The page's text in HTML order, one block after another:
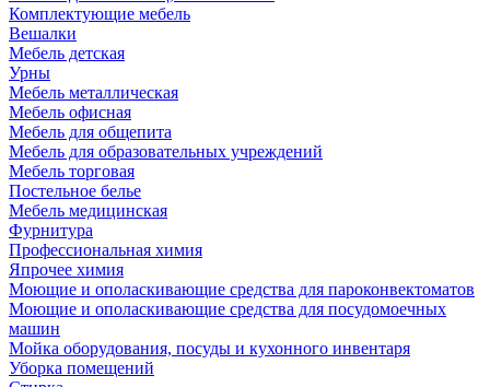
Комплектующие мебель
Вешалки
Мебель детская
Урны
Мебель металлическая
Мебель офисная
Мебель для общепита
Мебель для образовательных учреждений
Мебель торговая
Постельное белье
Мебель медицинская
Фурнитура
Профессиональная химия
Япрочее химия
Моющие и ополаскивающие средства для пароконвектоматов
Моющие и ополаскивающие средства для посудомоечных
машин
Мойка оборудования, посуды и кухонного инвентаря
Уборка помещений